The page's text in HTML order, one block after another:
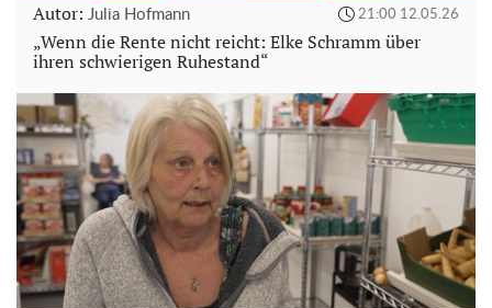
Autor: Julia Hofmann 21:00 12.05.26
„Wenn die Rente nicht reicht: Elke Schramm über
ihren schwierigen Ruhestand“